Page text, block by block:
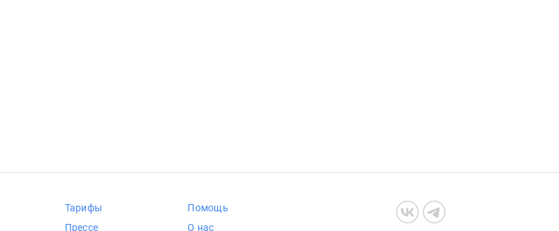
Тарифы
Прессе
Помощь
О нас